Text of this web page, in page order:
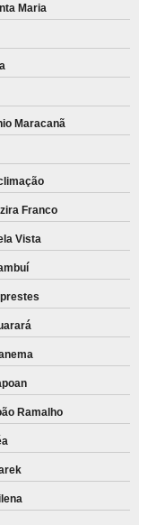
Rio Cotia
a laser Itapevi
Vila Suíça
de Barueri
a laser Itapevi
Vila Valparaíso
Centreville
4
Miami
Maria
Maracanã
Franco
Vista
Ramalho